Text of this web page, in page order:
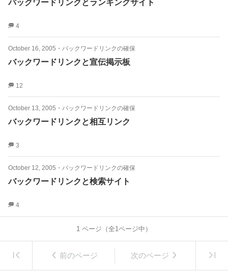
バックワードリンクとランキングサイト
4
October 16, 2005 ・ バックワードリンクの確保
バックワードリンクと宣伝掲示板
12
October 13, 2005 ・ バックワードリンクの確保
バックワードリンクと相互リンク
3
October 12, 2005 ・ バックワードリンクの確保
バックワードリンクと検索サイト
4
1 ページ（全1ページ中）
前のページ 次のページ